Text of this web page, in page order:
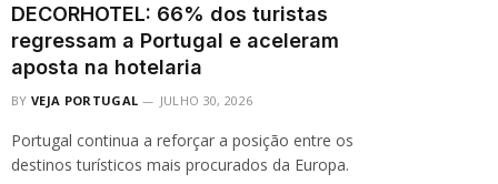
DECORHOTEL: 66% dos turistas
regressam a Portugal e aceleram
aposta na hotelaria
BY VEJA PORTUGAL JULHO 30, 2026
Portugal continua a reforçar a posição entre os
destinos turísticos mais procurados da Europa.